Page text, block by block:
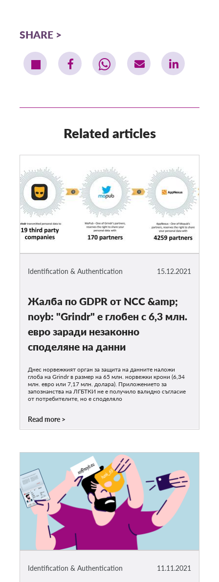
SHARE
Related articles
15.12.2021
Identification & Authentication
Жалба по GDPR от NCC &amp;
noyb: "Grindr" е глобен с 6,3 млн.
евро заради незаконно
споделяне на данни
Днес норвежкият орган за защита на данните наложи
глоба на Grindr в размер на 65 млн. норвежки крони (6,34
млн. евро или 7,17 млн. долара). Приложението за
запознанства на ЛГБТКИ не е получило валидно съгласие
от потребителите, но е споделяло
Read more
11.11.2021
Identification & Authentication